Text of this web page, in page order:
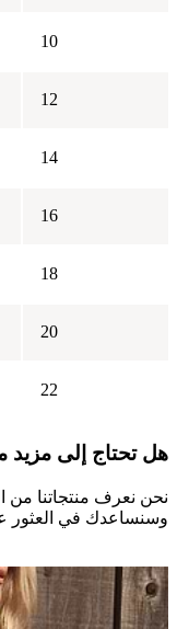
10
12
14
16
18
20
22
هل تحتاج إلى مزيد
نحن نعرف منتجاتنا من
وسنساعدك في العثور